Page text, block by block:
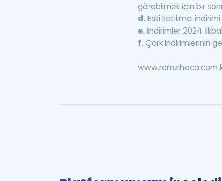
görebilmek için bir
d.Eski katılımcı
e. İndirimler 2024
f.Çark indirimlerinin
www.remzihoca.com